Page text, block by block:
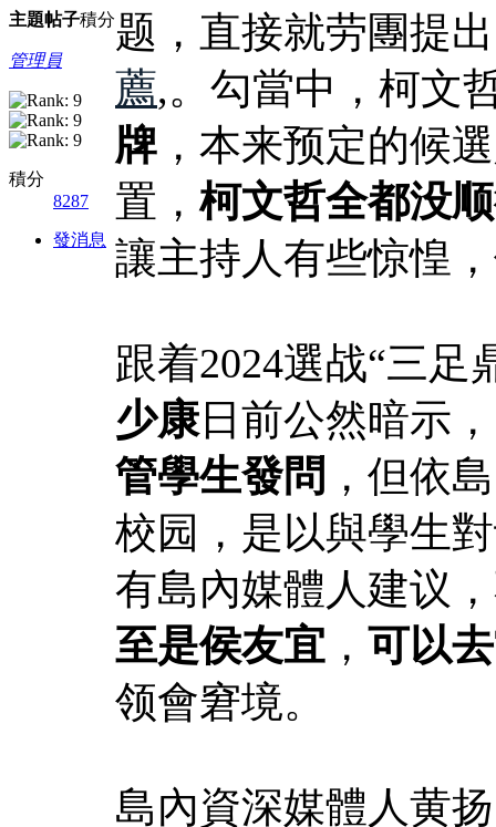
主題帖子積分
管理員
積分
8287
發消息
题，直接就劳團提
薦,。勾當中，柯文
牌 ，本来预定的候
置， 柯文哲全都没
讓主持人有些惊惶
跟着2024選战“三足
少康日前公然暗示，
管學生發問 ，但依
校园，是以與學生
有島內媒體人建议
至是侯友宜 ， 可以
领會窘境。
島內資深媒體人黄